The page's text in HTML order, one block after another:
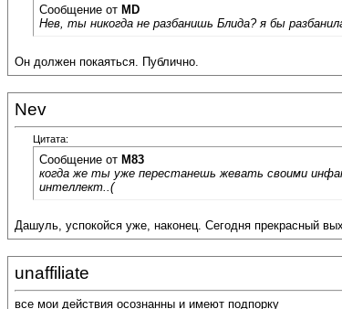
Сообщение от MD
Нев, ты никогда не разбанишь Блида? я бы
Он должен покаяться. Публично.
Nev
Цитата:
Сообщение от M83
когда же ты уже перестанешь жевать своими
интеллект..(
Дашуль, успокойся уже, наконец. Сегодня прекрасный
unaffiliate
все мои действия осознанны и имеют подпорку